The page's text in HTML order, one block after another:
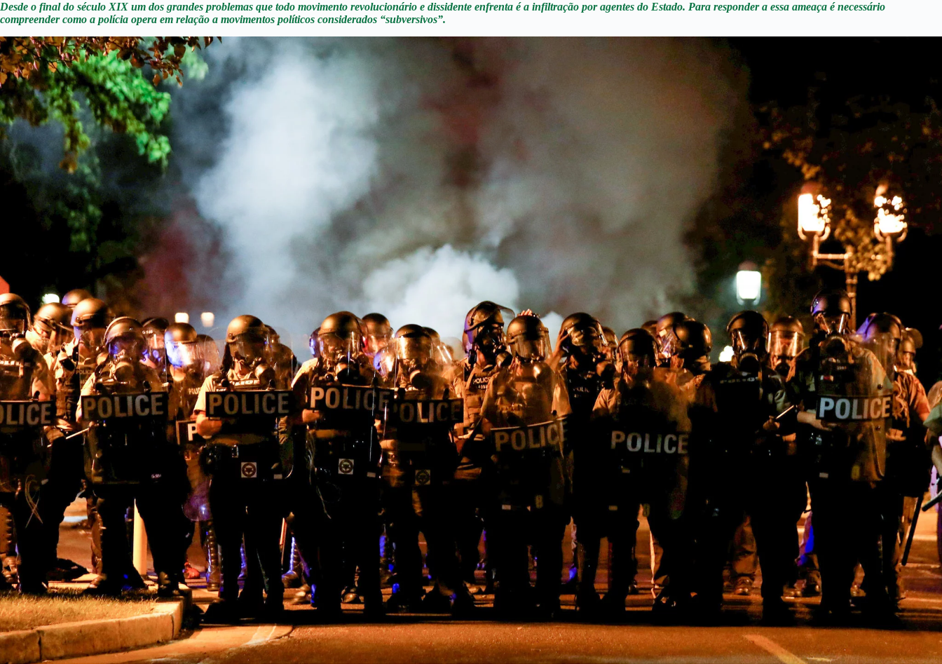
Desde o final do século XIX um dos grandes problemas que todo movimento revolucionário e dissidente enfrenta é a infiltração por agentes do Estado. Para responder a essa ameaça é necessário
compreender como a polícia opera em relação a movimentos políticos considerados “subversivos”.